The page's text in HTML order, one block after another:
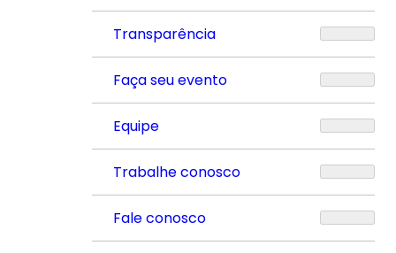
Transparência
Faça seu evento
Equipe
Trabalhe conosco
Fale conosco